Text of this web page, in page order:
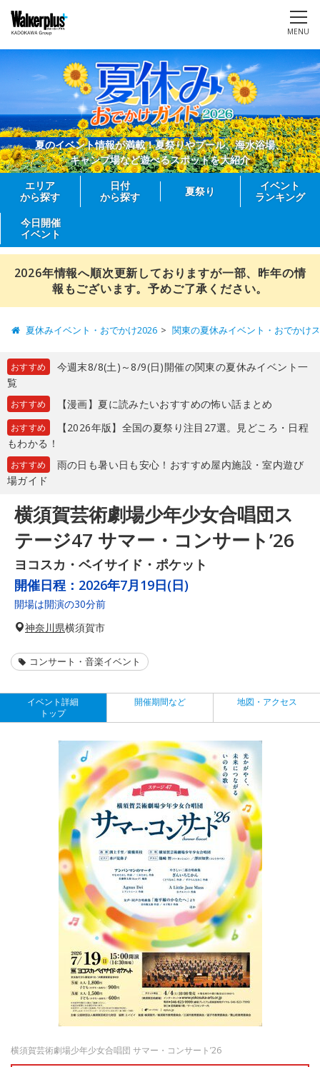
MENU
夏のイベント情報が満載！夏祭りやプール、海水浴場、
キャンプ場など遊べるスポットを大紹介
エリア
から探す
日付
から探す
夏祭り
イベント
ランキング
今日開催
イベント
2026年情報へ順次更新しておりますが一部、昨年の情
報もございます。予めご了承ください。
夏休みイベント・おでかけ2026 関東の夏休みイベント・おでかけ
おすすめ
今週末8/8(土)～8/9(日)開催の関東の夏休みイベント一
覧
おすすめ 【漫画】夏に読みたいおすすめの怖い話まとめ
おすすめ
【2026年版】全国の夏祭り注目27選。見どころ・日程
もわかる！
おすすめ
雨の日も暑い日も安心！おすすめ屋内施設・室内遊び
場ガイド
横須賀芸術劇場少年少女合唱団ス
テージ47 サマー・コンサート’26
ヨコスカ・ベイサイド・ポケット
開催日程： 2026年7月19日(日)
開場は開演の30分前
神奈川県横須賀市
コンサート・音楽イベント
イベント詳細
トップ
開催期間など 地図・アクセス
横須賀芸術劇場少年少女合唱団 サマー・コンサート’26